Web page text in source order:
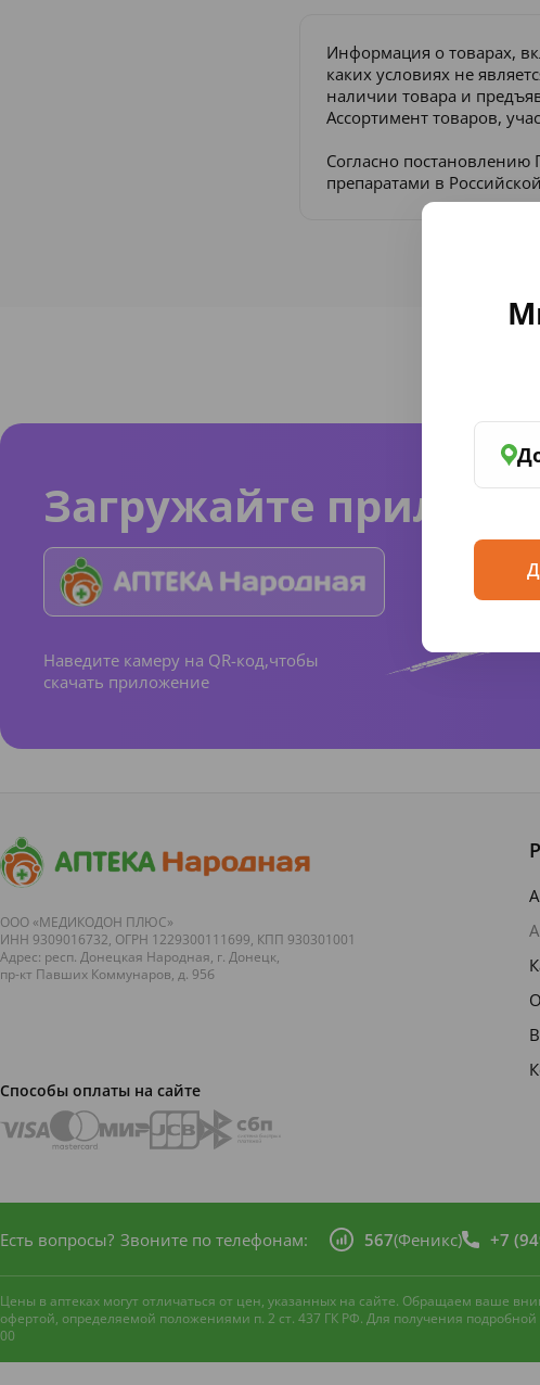
Информация о товарах,
каких условиях не
наличии товара и
Ассортимент товаров,
Согласно
препаратами в
Загружайте
Наведите камеру на QR-код,чтобы
скачать приложение
ООО «МЕДИКОДОН ПЛЮС»
ИНН 9309016732, ОГРН 1229300111699, КПП 930301001
Адрес: респ. Донецкая Народная, г. Донецк,
пр-кт Павших Коммунаров, д. 95б
Способы оплаты на сайте
Есть вопросы? Звоните по телефонам: 567(Феникс) +7
Цены в аптеках могут отличаться от цен, указанных на сайте. Обращаем ваше
офертой, определяемой положениями п. 2 ст. 437 ГК РФ. Для получения
00